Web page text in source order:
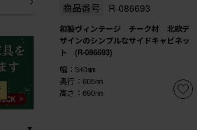
商品番号 R-086693
和製ヴィンテージ チーク材 北欧デ
ザインのシンプルなサイドキャビネッ
ト (R-086693)
幅：340㎜
奥行：605㎜
高さ：690㎜